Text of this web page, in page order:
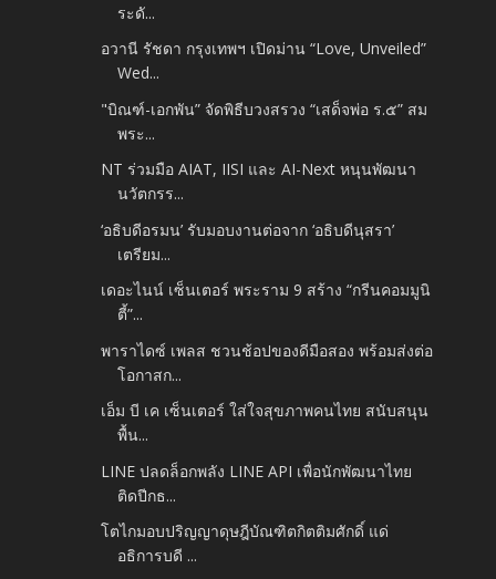
ระดั...
อวานี รัชดา กรุงเทพฯ เปิดม่าน “Love, Unveiled”
Wed...
"บิณฑ์-เอกพัน” จัดพิธีบวงสรวง “เสด็จพ่อ ร.๕” สม
พระ...
NT ร่วมมือ AIAT, IISI และ AI-Next หนุนพัฒนา
นวัตกรร...
‘อธิบดีอรมน’ รับมอบงานต่อจาก ‘อธิบดีนุสรา’
เตรียม...
เดอะไนน์ เซ็นเตอร์ พระราม 9 สร้าง “กรีนคอมมูนิ
ตี้”...
พาราไดซ์ เพลส ชวนช้อปของดีมือสอง พร้อมส่งต่อ
โอกาสก...
เอ็ม บี เค เซ็นเตอร์ ใส่ใจสุขภาพคนไทย สนับสนุน
พื้น...
LINE ปลดล็อกพลัง LINE API เพื่อนักพัฒนาไทย
ติดปีกธ...
โตไกมอบปริญญาดุษฎีบัณฑิตกิตติมศักดิ์ แด่
อธิการบดี ...